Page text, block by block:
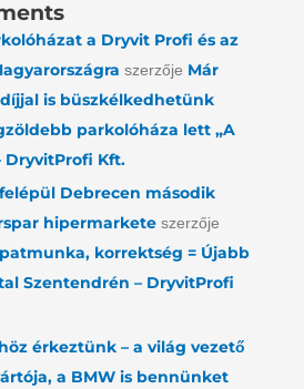
a Dryvit Profi és az
szerzője Már
is büszkélkedhetünk
parkolóháza lett „A
DryvitProfi Kft.
Debrecen második
hipermarkete szerzője
korrektség = Újabb
Szentendrén – DryvitProfi
érkeztünk – a világ vezető
a BMW is bennünket